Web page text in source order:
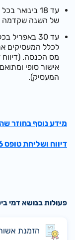
עד 18 בינואר
של השנה שקדמה
עד 30 באפריל בכל שנה - לגבי שנת המס שקדמה לה
מס הכנסה. (דיווח
אישור סופי
המעסיק).
מידע נוסף בחוזר
דיווח ושליחת טופס 126 החציוני
פעולות בנושא דמי
הזמנת